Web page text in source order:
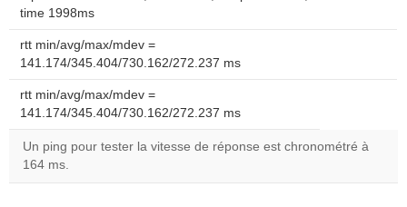
time 1998ms
rtt min/avg/max/mdev =
141.174/345.404/730.162/272.237 ms
rtt min/avg/max/mdev =
141.174/345.404/730.162/272.237 ms
Un ping pour tester la vitesse de réponse est chronométré à
164 ms.